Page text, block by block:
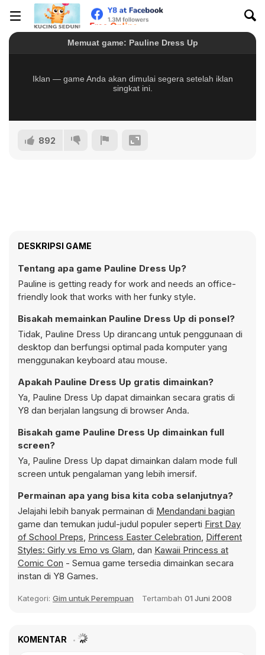
892
DESKRIPSI GAME
Tentang apa game Pauline Dress Up?
Pauline is getting ready for work and needs an office-
friendly look that works with her funky style.
Bisakah memainkan Pauline Dress Up di ponsel?
Tidak, Pauline Dress Up dirancang untuk penggunaan di
desktop dan berfungsi optimal pada komputer yang
menggunakan keyboard atau mouse.
Apakah Pauline Dress Up gratis dimainkan?
Ya, Pauline Dress Up dapat dimainkan secara gratis di
Y8 dan berjalan langsung di browser Anda.
Bisakah game Pauline Dress Up dimainkan full
screen?
Ya, Pauline Dress Up dapat dimainkan dalam mode full
screen untuk pengalaman yang lebih imersif.
Permainan apa yang bisa kita coba selanjutnya?
Jelajahi lebih banyak permainan di Mendandani bagian
game dan temukan judul-judul populer seperti First Day
of School Preps, Princess Easter Celebration, Different
Styles: Girly vs Emo vs Glam, dan Kawaii Princess at
Comic Con - Semua game tersedia dimainkan secara
instan di Y8 Games.
Kategori: Gim untuk Perempuan Tertambah 01 Juni 2008
KOMENTAR